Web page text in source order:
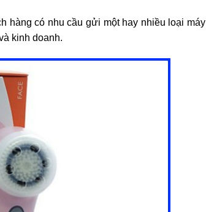
hàng có nhu cầu gửi một hay nhiều loại máy
kinh doanh.